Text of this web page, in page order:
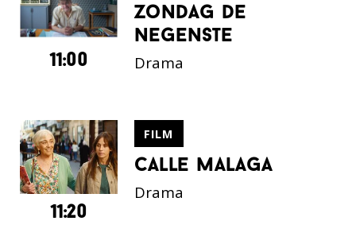
zondag de
negenste
Drama
11:00
calle malaga
FILM
Drama
11:20